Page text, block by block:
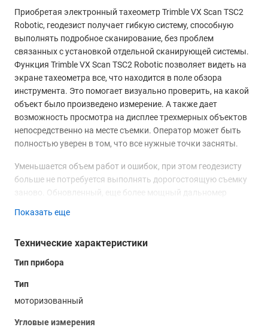
Приобретая электронный тахеометр Trimble VX Scan TSC2
Robotic, геодезист получает гибкую систему, способную
выполнять подробное сканирование, без проблем
связанных с установкой отдельной сканирующей системы.
Функция Trimble VX Scan TSC2 Robotic позволяет видеть на
экране тахеометра все, что находится в поле обзора
инструмента. Это помогает визуально проверить, на какой
объект было произведено измерение. А также дает
возможность просмотра на дисплее трехмерных объектов
непосредственно на месте съемки. Оператор может быть
полностью уверен в том, что все нужные точки засняты.
Уменьшается объем работ и ошибок, при этом геодезисту
больше не потребуется выполнять дорогостоящую съемку
заново. Обновленный, еще более мощный дальномер
колоссальные расстояния, что уменьшает количество
сканирования. Используя электронный тахеометр Trimble
VX Scan TSC2 Robotic , геодезист может собирать нужную
(DTM), вычислять объемы и производить топографические
измерения намного быстрее, чем классическими
Показать еще
Технические характеристики
Тип прибора
Тип
моторизованный
Угловые измерения